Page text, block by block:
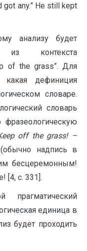
got any.” He still kept
анализу будет
из контекста
of the grass”. Для
какая дефиниция
словаре.
словарь
off the grass! –
надпись в
бесцеремонным!
[4, c. 331].
единица в
будет проходить